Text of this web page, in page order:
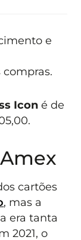
e
compras.
Icon é de
cartões
, mas a
era tanta
2021, o